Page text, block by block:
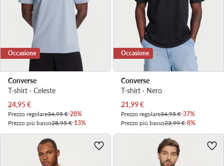
Occasione
Converse
T-shirt · Celeste
Prezzo attuale
24,95€
Prezzo regolare34,95 €-28%
Prezzo più basso28,95 €-13%
Occasione
Converse
T-shirt · Nero
Prezzo attuale
21,99€
Prezzo regolare34,95 €-37%
Prezzo più basso23,99 €-8%